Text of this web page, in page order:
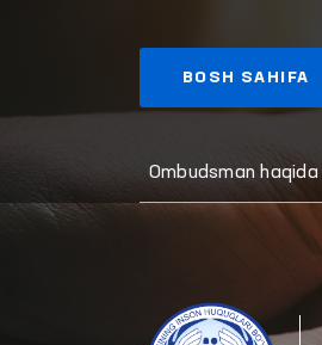
BOSH SAHIFA
Ombudsman haqida